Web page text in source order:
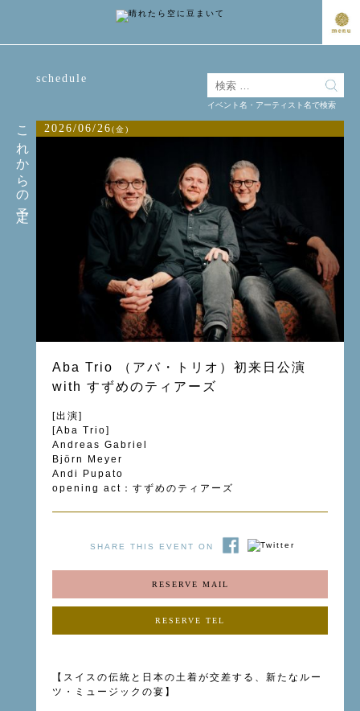
これからの予定
schedule
2026/06/26(金)
Aba Trio （アバ・トリオ）初来日公演
with すずめのティアーズ
[出演]
[Aba Trio]
Andreas Gabriel
Björn Meyer
Andi Pupato
opening act：すずめのティアーズ
SHARE THIS EVENT ON
RESERVE MAIL
RESERVE TEL
【スイスの伝統と日本の土着が交差する、新たなルー
ツ・ミュージックの宴】
イベント名・アーティスト名で検索